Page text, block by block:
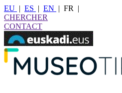
EU | ES | EN | FR
|
CHERCHER
CONTACT